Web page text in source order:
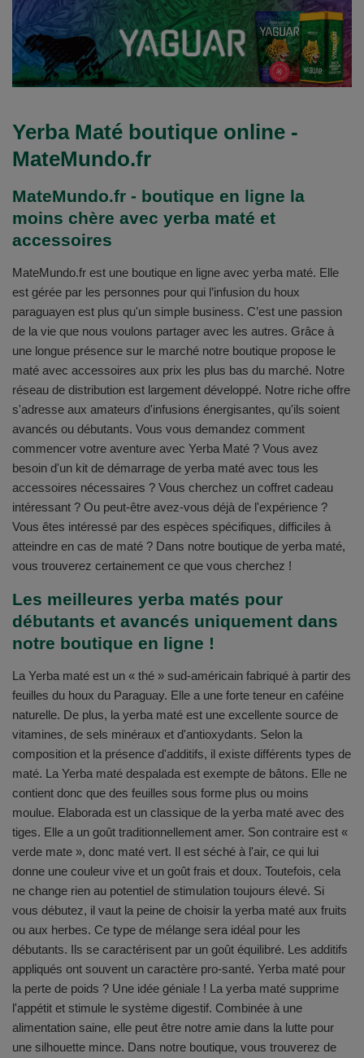
Yerba Maté boutique online -
MateMundo.fr
MateMundo.fr - boutique en ligne la
moins chère avec yerba maté et
accessoires
MateMundo.fr est une boutique en ligne avec yerba maté. Elle
est gérée par les personnes pour qui l’infusion du houx
paraguayen est plus qu'un simple business. C’est une passion
de la vie que nous voulons partager avec les autres. Grâce à
une longue présence sur le marché notre boutique propose le
maté avec accessoires aux prix les plus bas du marché. Notre
réseau de distribution est largement développé. Notre riche offre
s'adresse aux amateurs d'infusions énergisantes, qu'ils soient
avancés ou débutants. Vous vous demandez comment
commencer votre aventure avec Yerba Maté ? Vous avez
besoin d'un kit de démarrage de yerba maté avec tous les
accessoires nécessaires ? Vous cherchez un coffret cadeau
intéressant ? Ou peut-être avez-vous déjà de l'expérience ?
Vous êtes intéressé par des espèces spécifiques, difficiles à
atteindre en cas de maté ? Dans notre boutique de yerba maté,
vous trouverez certainement ce que vous cherchez !
Les meilleures yerba matés pour
débutants et avancés uniquement dans
notre boutique en ligne !
La Yerba maté est un « thé » sud-américain fabriqué à partir des
feuilles du houx du Paraguay. Elle a une forte teneur en caféine
naturelle. De plus, la yerba maté est une excellente source de
vitamines, de sels minéraux et d'antioxydants. Selon la
composition et la présence d'additifs, il existe différents types de
maté. La Yerba maté despalada est exempte de bâtons. Elle ne
contient donc que des feuilles sous forme plus ou moins
moulue. Elaborada est un classique de la yerba maté avec des
tiges. Elle a un goût traditionnellement amer. Son contraire est «
verde mate », donc maté vert. Il est séché à l'air, ce qui lui
donne une couleur vive et un goût frais et doux. Toutefois, cela
ne change rien au potentiel de stimulation toujours élevé. Si
vous débutez, il vaut la peine de choisir la yerba maté aux fruits
ou aux herbes. Ce type de mélange sera idéal pour les
débutants. Ils se caractérisent par un goût équilibré. Les additifs
appliqués ont souvent un caractère pro-santé. Yerba maté pour
la perte de poids ? Une idée géniale ! La yerba maté supprime
l'appétit et stimule le système digestif. Combinée à une
alimentation saine, elle peut être notre amie dans la lutte pour
une silhouette mince. Dans notre boutique, vous trouverez de